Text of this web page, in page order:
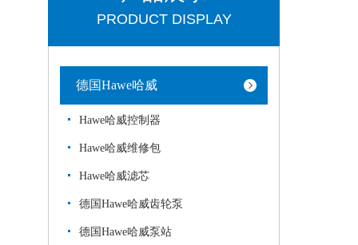
PRODUCT DISPLAY
德国Hawe哈威
Hawe哈威控制器
Hawe哈威维修包
Hawe哈威滤芯
德国Hawe哈威齿轮泵
德国Hawe哈威泵站